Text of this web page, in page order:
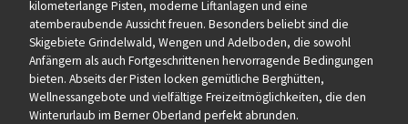
kilometerlange Pisten, moderne Liftanlagen und eine
atemberaubende Aussicht freuen. Besonders beliebt sind die
Skigebiete Grindelwald, Wengen und Adelboden, die sowohl
Anfängern als auch Fortgeschrittenen hervorragende Bedingungen
bieten. Abseits der Pisten locken gemütliche Berghütten,
Wellnessangebote und vielfältige Freizeitmöglichkeiten, die den
Winterurlaub im Berner Oberland perfekt abrunden.